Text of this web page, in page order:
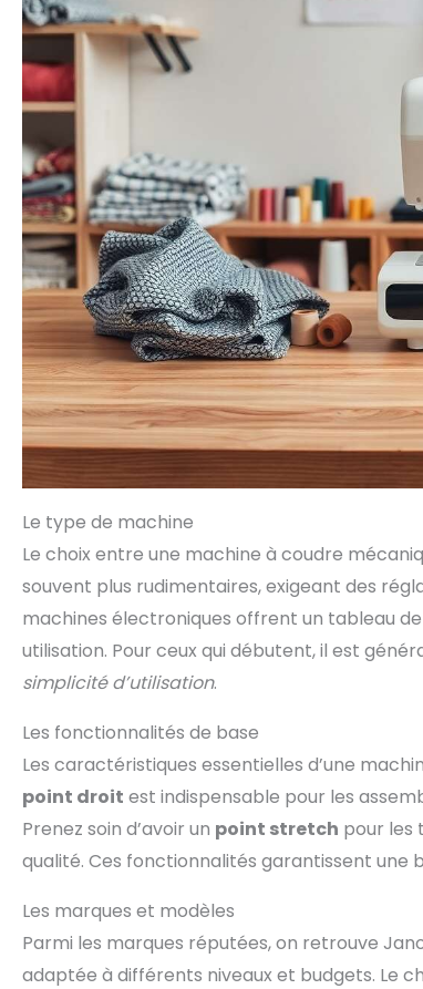
Le type de machine
Le choix entre une machine à coudre
souvent plus rudimentaires, exigeant des
machines électroniques offrent un tableau
utilisation. Pour ceux qui débutent, il est
simplicité d’utilisation.
Les fonctionnalités de base
Les caractéristiques essentielles d’une
point droit est indispensable pour les
Prenez soin d’avoir un point stretch pour les
qualité. Ces fonctionnalités garantissent une
Les marques et modèles
Parmi les marques réputées, on retrouve
adaptée à différents niveaux et budgets. Le